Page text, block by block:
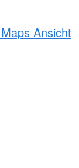
Ansicht